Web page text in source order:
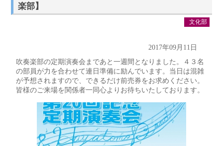
楽部】
文化部
2017年09月11日
吹奏楽部の定期演奏会まであと一週間となりました。４３名
の部員が力を合わせて連日準備に励んでいます。当日は混雑
が予想されますので、できるだけ前売券をお求めください。
皆様のご来場を関係者一同心よりお待ちいたしております。